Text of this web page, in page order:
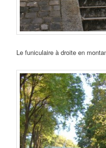
Le funiculaire à droite en